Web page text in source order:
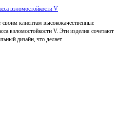
взломостойкости V
клиентам высококачественные
взломостойкости V. Эти изделия сочетают
дизайн, что делает